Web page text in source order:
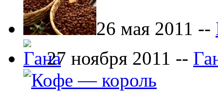
26 мая 2011 --
27 ноября 2011 --